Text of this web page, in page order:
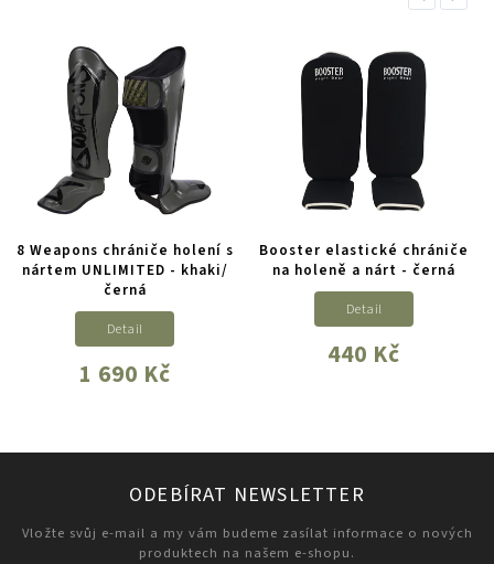
8 Weapons chrániče holení s
nártem UNLIMITED - khaki/
černá
1 690 Kč
Detail
Booster elastické chrániče
na holeně a nárt - černá
440 Kč
Detail
ODEBÍRAT NEWSLETTER
Vložte svůj e-mail a my vám budeme zasílat informace o nových
produktech na našem e-shopu.